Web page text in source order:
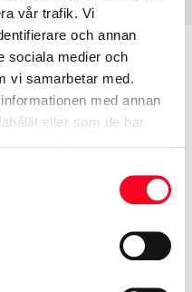
vår trafik. Vi
och annan
sociala medier och
vi samarbetar med.
med annan
eller som de har
bil?
att se om den fälg
till att kolla en extra
under årens lopp och
bilen hade ut från
Sök